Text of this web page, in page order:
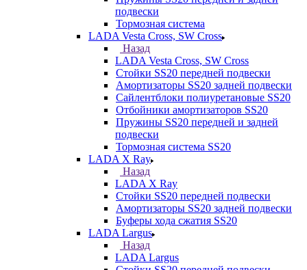
подвески
Тормозная система
LADA Vesta Cross, SW Cross
Назад
LADA Vesta Cross, SW Cross
Стойки SS20 передней подвески
Амортизаторы SS20 задней подвески
Сайлентблоки полиуретановые SS20
Отбойники амортизаторов SS20
Пружины SS20 передней и задней
подвески
Тормозная система SS20
LADA X Ray
Назад
LADA X Ray
Стойки SS20 передней подвески
Амортизаторы SS20 задней подвески
Буферы хода сжатия SS20
LADA Largus
Назад
LADA Largus